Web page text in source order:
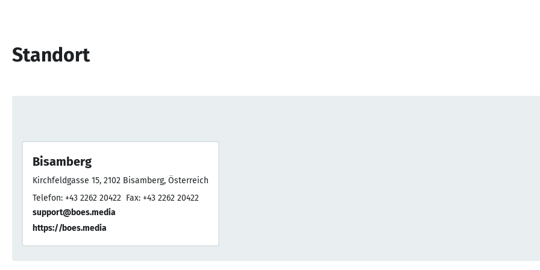
Standort
Bisamberg
Kirchfeldgasse 15, 2102 Bisamberg, Österreich
Telefon: +43 2262 20422 Fax: +43 2262 20422
support@boes.media
https://boes.media